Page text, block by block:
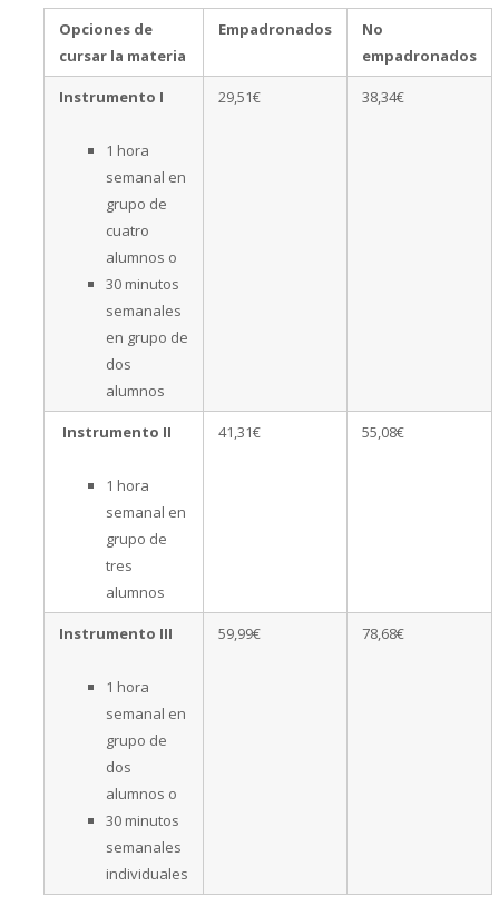
Opciones de
cursar la materia
Empadronados
No
empadronados
Instrumento I
1 hora
semanal en
grupo de
cuatro
alumnos o
30 minutos
semanales
en grupo de
dos
alumnos
29,51€ 38,34€
Instrumento II
1 hora
semanal en
grupo de
tres
alumnos
41,31€ 55,08€
Instrumento III
1 hora
semanal en
grupo de
dos
alumnos o
30 minutos
semanales
individuales
59,99€ 78,68€